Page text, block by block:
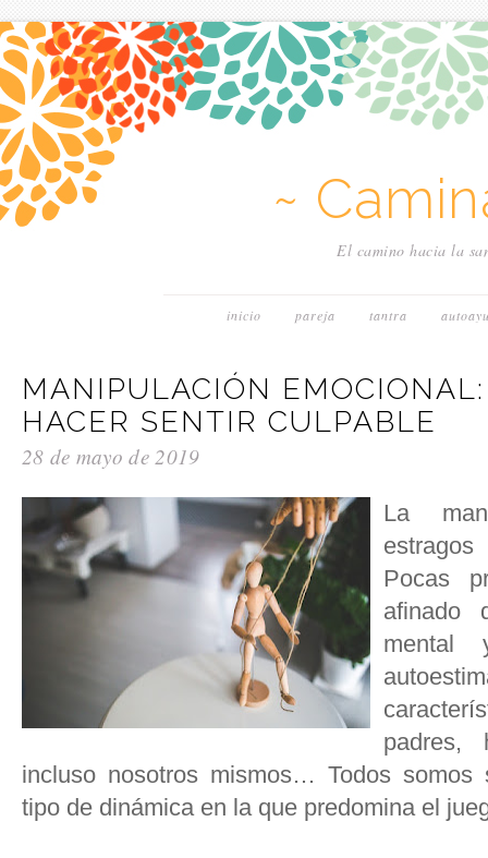
~
El camino hacia la
inicio pareja tantra
MANIPULACIÓN
HACER SENTIR CULPABLE
28 de mayo de 2019
La
Pocas
afinado
mental
padres,
incluso nosotros mismos… Todos somos
tipo de dinámica en la que predomina el